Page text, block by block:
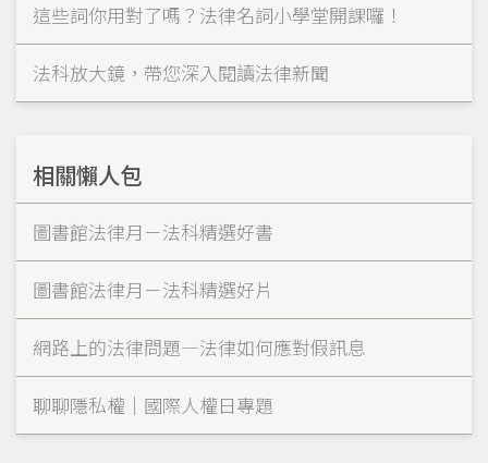
這些詞你用對了嗎？法律名詞小學堂開課囉！
法科放大鏡，帶您深入閱讀法律新聞
相關懶人包
圖書館法律月－法科精選好書
圖書館法律月－法科精選好片
網路上的法律問題—法律如何應對假訊息
聊聊隱私權｜國際人權日專題